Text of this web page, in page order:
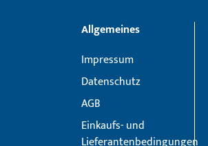
Allgemeines
Impressum
Datenschutz
AGB
Einkaufs- und
Lieferantenbedingungen